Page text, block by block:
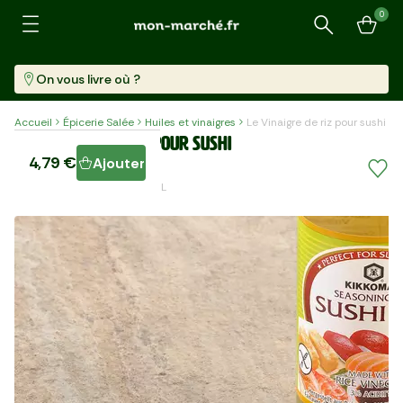
Recherche
0
On vous livre où ?
Accueil Épicerie Salée Huiles et vinaigres Le Vinaigre de riz pour sushi
Le Vinaigre de riz pour sushi
15,97 €/l
4,79 € Ajouter